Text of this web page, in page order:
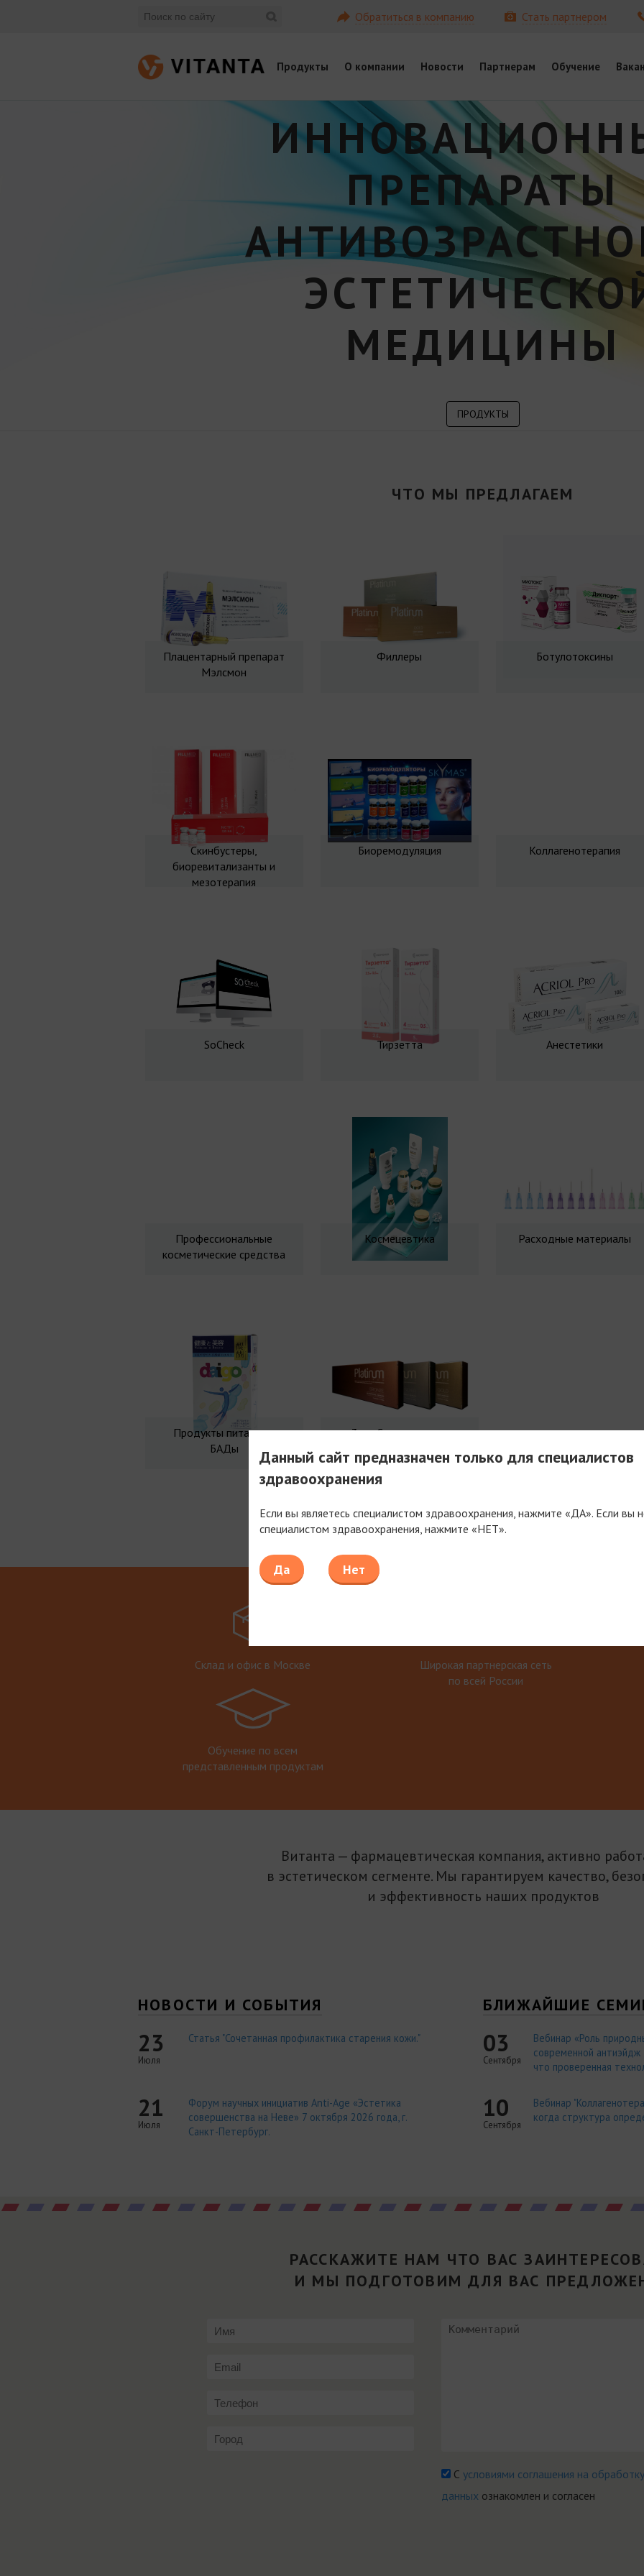
Обратиться в компанию Стать партнером
Продукты О компании Новости Партнерам Обучение
ПРЕПАРАТЫ
МЕДИЦИНЫ
ПРОДУКТЫ
ЧТО МЫ ПРЕДЛАГАЕМ
Плацентарный препарат
Мэлсмон
Филлеры Ботулотоксины
Скинбустеры,
биоревитализанты и
мезотерапия
Биоремодуляция Коллагенотерапия
SoCheck Тирзетта Анестетики
Профессиональные
косметические средства
Космецевтика Расходные материалы
Продукты питания и
БАДы
3 мл Совершенства
Мы работаем только с компаниями, имеющими
Склад и офис в Москве
Широкая партнерская сеть
по всей России
Обучение по всем
представленным продуктам
Витанта — фармацевтическая компания, активно
в эстетическом сегменте. Мы гарантируем качество,
и эффективность наших продуктов
НОВОСТИ И СОБЫТИЯ
23
Июля
Статья "Сочетанная профилактика старения кожи."
21
Июля
Форум научных инициатив Anti-Age «Эстетика
совершенства на Неве» 7 октября 2026 года, г.
Санкт-Петербург.
БЛИЖАЙШИЕ
03
Сентября
Вебинар «Роль
современной
что проверенная
10
Сентября
Вебинар
когда структура
РАССКАЖИТЕ НАМ ЧТО ВАС
И МЫ ПОДГОТОВИМ ДЛЯ ВАС
Сусловиями соглашения на
данных ознакомлен и согласен
Данный сайт предназначен только для специалистов
здравоохранения
Если вы являетесь специалистом здравоохранения, нажмите «ДА». Если вы
специалистом здравоохранения, нажмите «НЕТ».
Да Нет